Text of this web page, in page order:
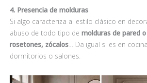
4. Presencia de molduras
Si algo caracteriza al estilo clásico en
abuso de todo tipo de molduras de pared
rosetones, zócalos… Da igual si es en
dormitorios o salones.